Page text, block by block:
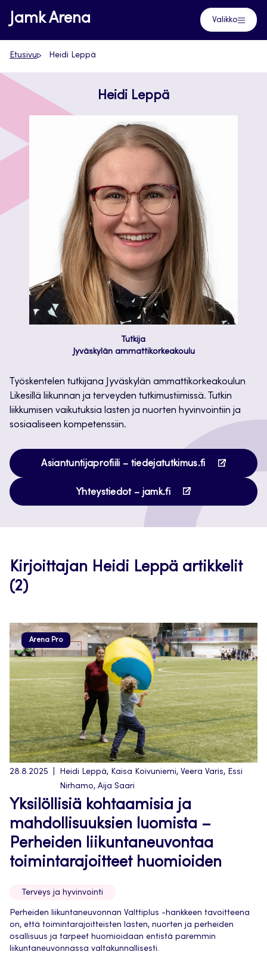
Siirry
suoraan
sisältöön
Jamk Arena Valikko
Etusivu Heidi Leppä
Heidi Leppä
Tutkija
Jyväskylän ammattikorkeakoulu
Työskentelen tutkijana Jyväskylän ammattikorkeakoulun
Likesillä liikunnan ja terveyden tutkimustiimissä. Tutkin
liikkumisen vaikutuksia lasten ja nuorten hyvinvointiin ja
sosiaaliseen kompetenssiin.
Asiantuntijaprofiili – tiedejatutkimus.fi
Avautuu
Yhteystiedot – jamk.fi
Avautuu
uuteen
välilehteen
Kirjoittajan Heidi Leppä artikkelit
(2)
Arena Pro
28.8.2025
Heidi Leppä, Kaisa Koivuniemi, Veera Varis, Essi
Nirhamo, Aija Saari
Yksilöllisiä kohtaamisia ja
mahdollisuuksien luomista –
Perheiden liikuntaneuvontaa
toimintarajoitteet huomioiden
Terveys ja hyvinvointi
Perheiden liikuntaneuvonnan Valttiplus -hankkeen tavoitteena
on, että toimintarajoitteisten lasten, nuorten ja perheiden
osallisuus ja tarpeet huomioidaan entistä paremmin
liikuntaneuvonnassa valtakunnallisesti.